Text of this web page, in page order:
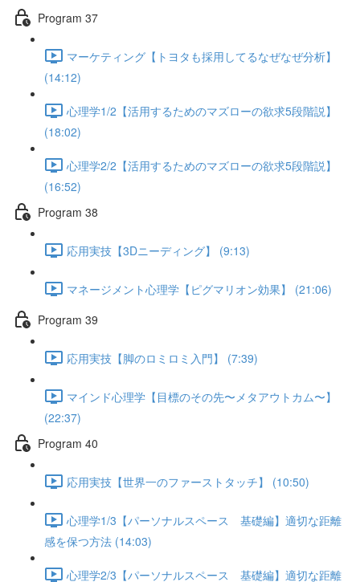
Program 37
マーケティング【トヨタも採用してるなぜなぜ分析】
(14:12)
心理学1/2【活用するためのマズローの欲求5段階説】
(18:02)
心理学2/2【活用するためのマズローの欲求5段階説】
(16:52)
Program 38
応用実技【3Dニーディング】 (9:13)
マネージメント心理学【ピグマリオン効果】 (21:06)
Program 39
応用実技【脚のロミロミ入門】 (7:39)
マインド心理学【目標のその先〜メタアウトカム〜】
(22:37)
Program 40
応用実技【世界一のファーストタッチ】 (10:50)
心理学1/3【パーソナルスペース 基礎編】適切な距離
感を保つ方法 (14:03)
心理学2/3【パーソナルスペース 基礎編】適切な距離